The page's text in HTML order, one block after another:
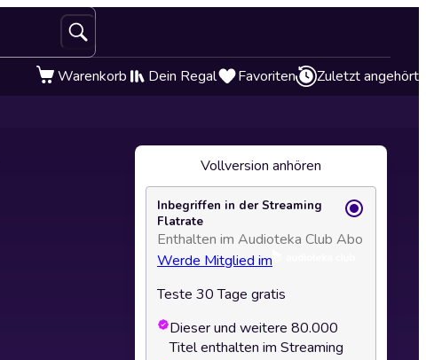
Warenkorb Dein Regal Favoriten Zuletzt angehört
Vollversion anhören
Inbegriffen in der Streaming
Flatrate
Enthalten im Audioteka Club Abo
Werde Mitglied im
Teste 30 Tage gratis
Dieser und weitere 80.000
Titel enthalten im Streaming